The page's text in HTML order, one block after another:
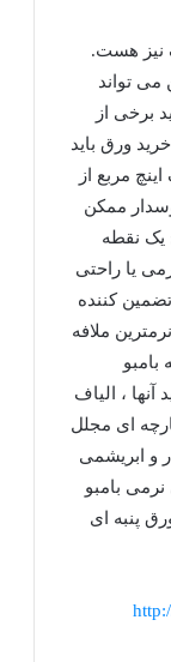
نیز هست.
می تواند
برخی از
ورق باید
مربع از
ممکن
یک نقطه
یا راحتی
کننده
نوع نرمترین ملافه
بامبو
، الیاف
ای مجلل
و ابریشمی
بامبو
پنبه ای